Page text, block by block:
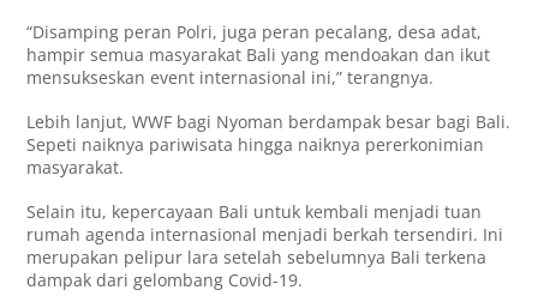
“Disamping peran Polri, juga peran pecalang, desa adat,
hampir semua masyarakat Bali yang mendoakan dan ikut
mensukseskan event internasional ini,” terangnya.
Lebih lanjut, WWF bagi Nyoman berdampak besar bagi Bali.
Sepeti naiknya pariwisata hingga naiknya pererkonimian
masyarakat.
Selain itu, kepercayaan Bali untuk kembali menjadi tuan
rumah agenda internasional menjadi berkah tersendiri. Ini
merupakan pelipur lara setelah sebelumnya Bali terkena
dampak dari gelombang Covid-19.